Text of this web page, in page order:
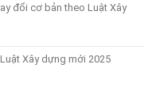
đổi cơ bản theo Luật Xây
Xây dựng mới 2025